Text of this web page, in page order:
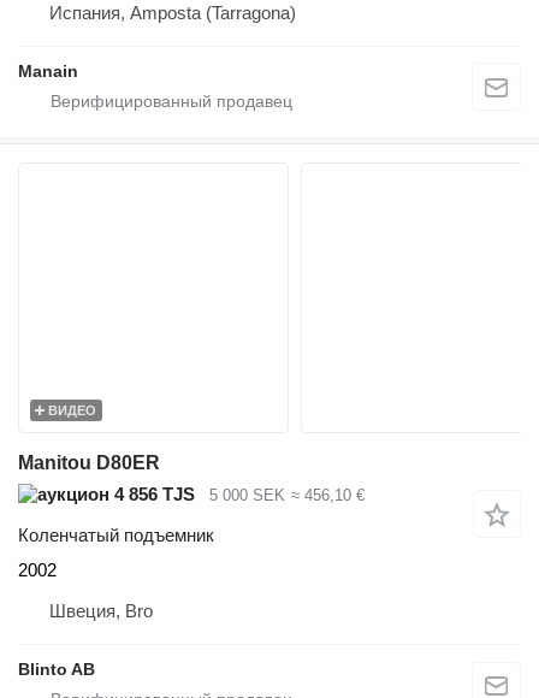
Испания, Amposta (Tarragona)
Manain
ВИДЕО
Manitou D80ER
4 856 TJS
5 000 SEK ≈ 456,10 €
Коленчатый подъемник
2002
Швеция, Bro
Blinto AB